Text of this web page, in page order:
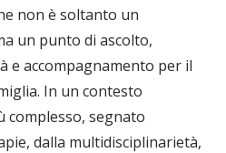
non è soltanto un
un punto di ascolto,
e accompagnamento per il
In un contesto
complesso, segnato
dalla multidisciplinarietà,